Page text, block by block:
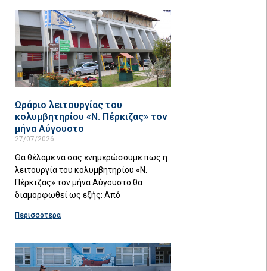
Ωράριο λειτουργίας του
κολυμβητηρίου «Ν. Πέρκιζας» τον
μήνα Αύγουστο
27/07/2026
Θα θέλαμε να σας ενημερώσουμε πως η
λειτουργία του κολυμβητηρίου «Ν.
Πέρκιζας» τον μήνα Αύγουστο θα
διαμορφωθεί ως εξής: Από
Περισσότερα